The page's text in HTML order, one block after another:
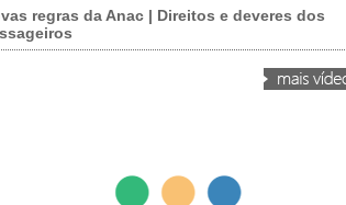
regras da Anac | Direitos e deveres dos